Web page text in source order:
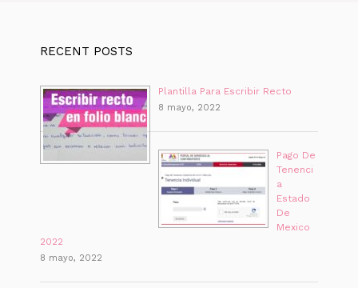
RECENT POSTS
Plantilla Para Escribir Recto
8 mayo, 2022
Pago De
Tenenci
a
Estado
De
Mexico
2022
8 mayo, 2022